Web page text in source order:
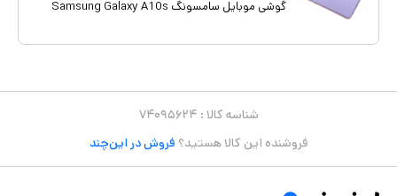
گوشی موبایل سامسونگ Samsung Galaxy A10s
شناسه کالا : ۷۴۰۹۵۶۲۴
فروشنده این کالا هستید؟ فروش در این‌چند